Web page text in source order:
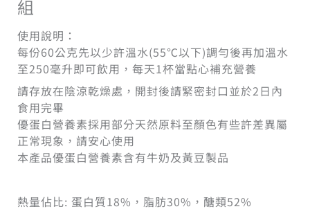
組
使用說明：
每份60公克先以少許溫水(55℃以下)調勻後再加溫水
至250毫升即可飲用，每天1杯當點心補充營養
請存放在陰涼乾燥處，開封後請緊密封口並於2日內
食用完畢
優蛋白營養素採用部分天然原料至顏色有些許差異屬
正常現象，請安心使用
本產品優蛋白營養素含有牛奶及黃豆製品
熱量佔比: 蛋白質18%，脂肪30%，醣類52%